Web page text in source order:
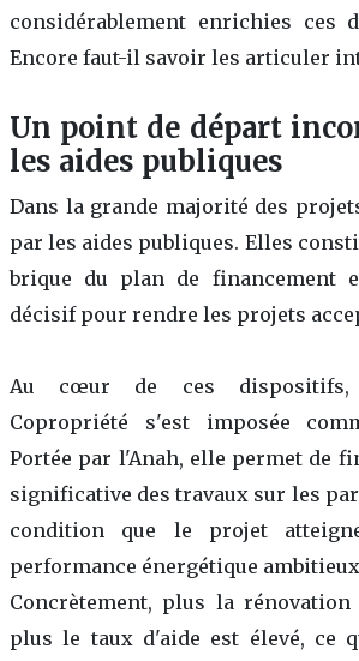
considérablement enrichies ces
Encore faut-il savoir les articuler
Un point de départ
les aides publiques
Dans la grande majorité des
par les aides publiques. Elles
brique du plan de financement
décisif pour rendre les projets
Au cœur de ces dispositifs,
Copropriété s'est imposée
Portée par l'Anah, elle permet de
significative des travaux sur les
condition que le projet
performance énergétique
Concrètement, plus la
plus le taux d'aide est élevé, ce